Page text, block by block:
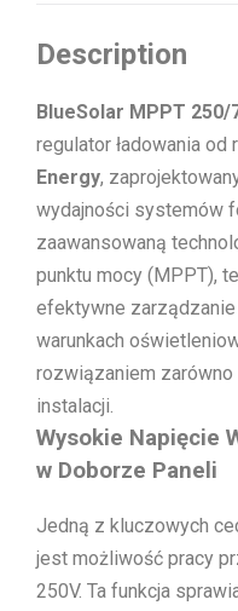
Description
BlueSolar MPPT 250/
regulator ładowania od
Energy,
wydajności systemów
zaawansowaną
punktu mocy (MPPT),
efektywne
warunkach
rozwiązaniem zarówno
instalacji.
Wysokie Napięcie
w Doborze Paneli
Jedną z kluczowych
jest możliwość pracy
250V. Ta funkcja